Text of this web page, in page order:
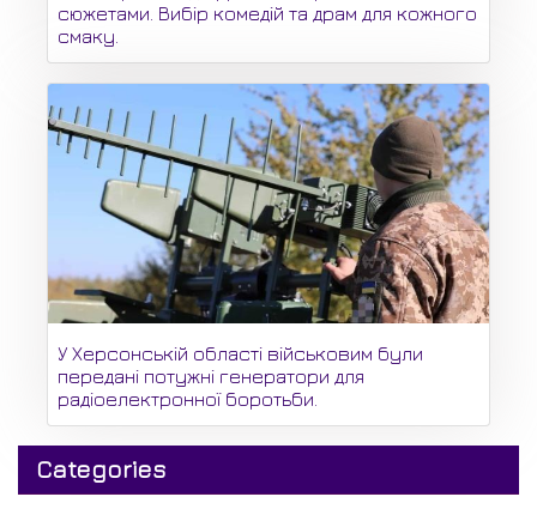
сюжетами. Вибір комедій та драм для кожного
смаку.
У Херсонській області військовим були
передані потужні генератори для
радіоелектронної боротьби.
Categories